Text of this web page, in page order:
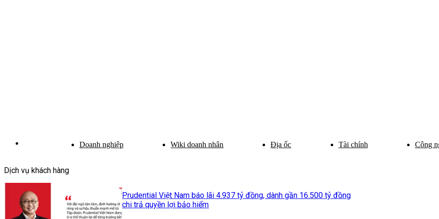
Doanh nghiệp Wiki doanh nhân Địa ốc Tài chính Công
Dịch vụ khách hàng
Prudential Việt Nam báo lãi 4.937 tỷ đồng, dành gần 16.500 tỷ đồng
chi trả quyền lợi bảo hiểm